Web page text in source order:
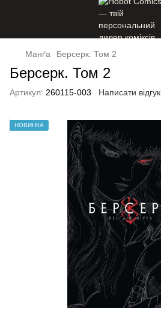
Манґа Берсерк. Том 2
Берсерк. Том 2
Артикул: 260115-003 Написати відгук
НОВИНКА